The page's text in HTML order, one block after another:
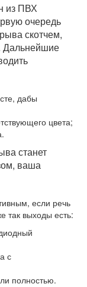
из ПВХ
очередь
скотчем,
Дальнейшие
дабы
цвета;
станет
ваша
если речь
так выходы есть:
с
полностью.